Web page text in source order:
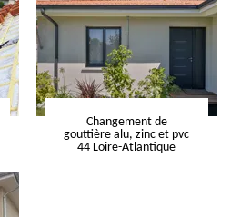
Changement de
gouttière alu, zinc et pvc
44 Loire-Atlantique